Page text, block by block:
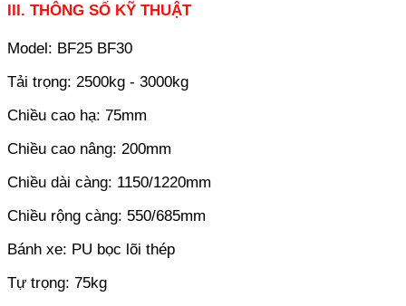
III. THÔNG SỐ KỸ THUẬT
Model: BF25 BF30
Tải trọng: 2500kg - 3000kg
Chiều cao hạ: 75mm
Chiều cao nâng: 200mm
Chiều dài càng: 1150/1220mm
Chiều rộng càng: 550/685mm
Bánh xe: PU bọc lõi thép
Tự trọng: 75kg